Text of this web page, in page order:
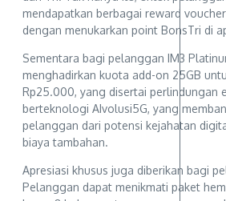
mendapatkan berbagai reward
dengan menukarkan point BonsTri di
Sementara bagi pelanggan IM3
menghadirkan kuota add-on 25GB
Rp25.000, yang disertai perlindungan
berteknologi AIvolusi5G, yang
pelanggan dari potensi kejahatan
biaya tambahan.
Apresiasi khusus juga diberikan bagi
Pelanggan dapat menikmati paket